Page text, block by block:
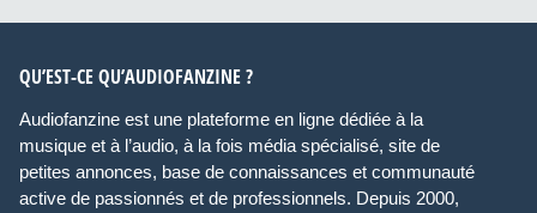
QU’EST-CE QU’AUDIOFANZINE ?
Audiofanzine est une plateforme en ligne dédiée à la
musique et à l’audio, à la fois média spécialisé, site de
petites annonces, base de connaissances et communauté
active de passionnés et de professionnels. Depuis 2000,